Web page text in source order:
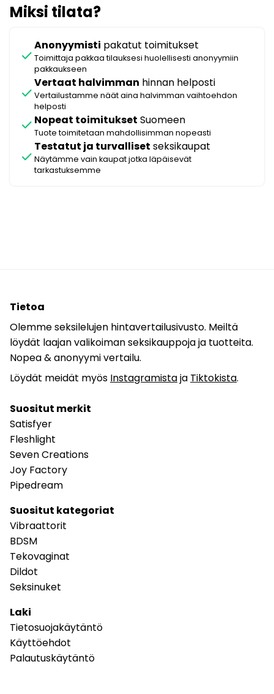
Miksi tilata?
check
Anonyymisti pakatut toimitukset
Toimittaja pakkaa tilauksesi huolellisesti anonyymiin
pakkaukseen
check
Vertaat halvimman hinnan helposti
Vertailustamme näät aina halvimman vaihtoehdon
helposti
check Nopeat toimitukset Suomeen
Tuote toimitetaan mahdollisimman nopeasti
check
Testatut ja turvalliset seksikaupat
Näytämme vain kaupat jotka läpäisevät
tarkastuksemme
Tietoa
Olemme seksilelujen hintavertailusivusto. Meiltä
löydät laajan valikoiman seksikauppoja ja tuotteita.
Nopea & anonyymi vertailu.
Löydät meidät myös Instagramistaja Tiktokista.
Suositut merkit
Satisfyer
Fleshlight
Seven Creations
Joy Factory
Pipedream
Suositut kategoriat
Vibraattorit
BDSM
Tekovaginat
Dildot
Seksinuket
Laki
Tietosuojakäytäntö
Käyttöehdot
Palautuskäytäntö